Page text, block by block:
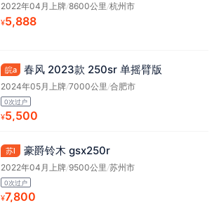
2022年04月上牌/8600公里/杭州市
¥5,888
皖a 春风 2023款 250sr 单摇臂版
2024年05月上牌/7000公里/合肥市
0次过户
¥5,500
苏l 豪爵铃木 gsx250r
2022年04月上牌/9500公里/苏州市
0次过户
¥7,800